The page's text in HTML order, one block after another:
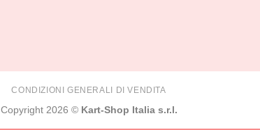
CONDIZIONI GENERALI DI VENDITA
Copyright 2026 © Kart-Shop Italia s.r.l.